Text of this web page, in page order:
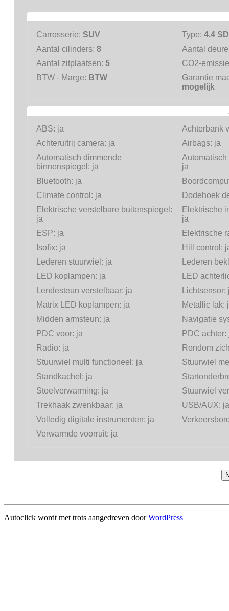
Carrosserie: SUV Type: 4.4
Aantal cilinders: 8
Aantal
Aantal zitplaatsen: 5
CO2-
BTW - Marge: BTW
Garantie
mogelijk
ABS: ja
Achterbank
Achteruitrij camera: ja Airbags: ja
Automatisch dimmende
binnenspiegel: ja
ja
Bluetooth: ja
Climate control: ja
Dodehoek
Elektrische verstelbare buitenspiegel:
ja
Elektrische
ja
ESP: ja
Elektrische
Isofix: ja Hill control:
Lederen stuurwiel: ja
Lederen
LED koplampen: ja
LED
Lendesteun verstelbaar: ja Lichtsensor:
Matrix LED koplampen: ja Metallic lak:
Midden armsteun: ja
Navigatie
PDC voor: ja PDC achter:
Radio: ja
Rondom
Stuurwiel multi functioneel: ja
Stuurwiel
Standkachel: ja
Stoelverwarming: ja
Stuurwiel
Trekhaak zwenkbaar: ja USB/AUX: ja
Volledig digitale instrumenten: ja
Verwarmde voorruit: ja
Autoclick wordt met trots aangedreven doorWordPress